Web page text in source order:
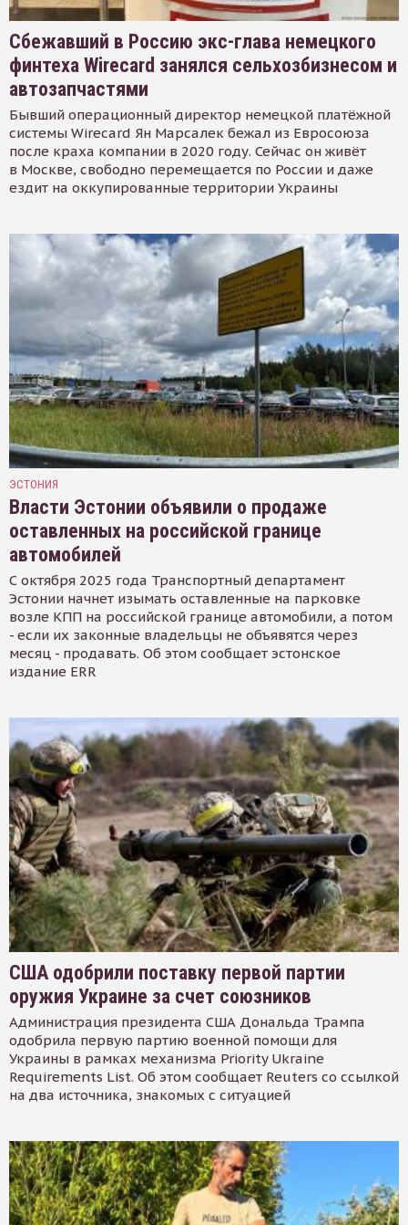
Сбежавший в Россию экс-глава немецкого
финтеха Wirecard занялся сельхозбизнесом и
автозапчастями
Бывший операционный директор немецкой платёжной
системы Wirecard Ян Марсалек бежал из Евросоюза
после краха компании в 2020 году. Сейчас он живёт
в Москве, свободно перемещается по России и даже
ездит на оккупированные территории Украины
ЭСТОНИЯ
Власти Эстонии объявили о продаже
оставленных на российской границе
автомобилей
С октября 2025 года Транспортный департамент
Эстонии начнет изымать оставленные на парковке
возле КПП на российской границе автомобили, а потом
- если их законные владельцы не объявятся через
месяц - продавать. Об этом сообщает эстонское
издание ERR
США одобрили поставку первой партии
оружия Украине за счет союзников
Администрация президента США Дональда Трампа
одобрила первую партию военной помощи для
Украины в рамках механизма Priority Ukraine
Requirements List. Об этом сообщает Reuters со ссылкой
на два источника, знакомых с ситуацией